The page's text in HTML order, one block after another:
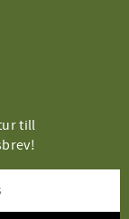
till